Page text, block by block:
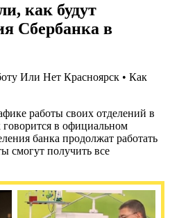
как будут
Сбербанка в
работы своих отделений в
в официальном
банка продолжат работать
смогут получить все